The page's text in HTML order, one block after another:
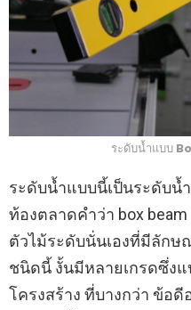
ระดับน้ำแบบ
ระดับน้ำแบบนี้เป็นระดับน้
ท้องตลาดคำว่า box
ตัวไม้ระดับนั่นเองที่มีลักษ
ชนิดนี้ งั้นมีหลายเกรดซึ่ง
โครงสร้าง ที่บางกว่า ข้อ